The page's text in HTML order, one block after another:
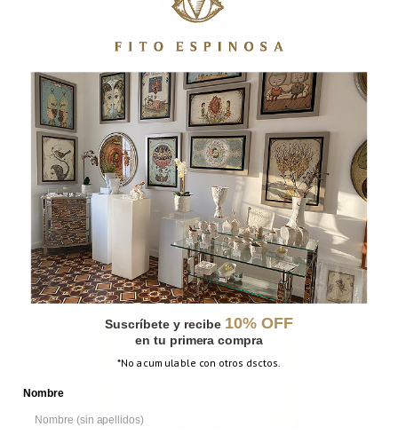
FLORECER – SALE
Suscríbete y recibe 10% OFF
en tu primera compra
*No acumulable con otros dsctos.
Nombre